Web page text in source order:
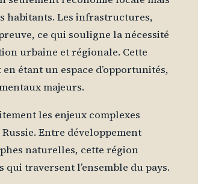
habitants. Les infrastructures,
ce qui souligne la nécessité
urbaine et régionale. Cette
étant un espace d’opportunités,
majeurs.
les enjeux complexes
Entre développement
naturelles, cette région
traversent l’ensemble du pays.